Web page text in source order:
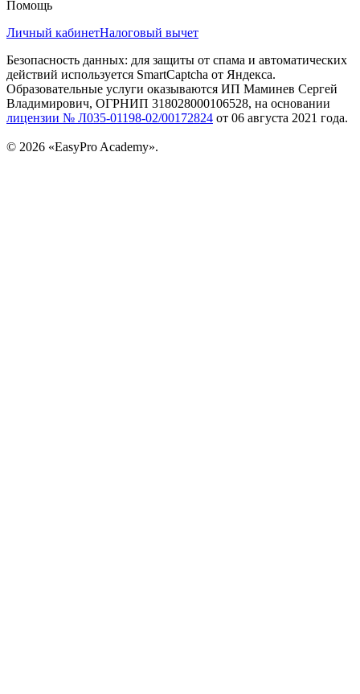
Помощь
Личный кабинетНалоговый вычет
Безопасность данных: для защиты от спама и автоматических
действий используется SmartCaptcha от Яндекса.
Образовательные услуги оказываются ИП Маминев Сергей
Владимирович, ОГРНИП 318028000106528, на основании
лицензии № Л035-01198-02/00172824 от 06 августа 2021 года.
© 2026 «EasyPro Academy».